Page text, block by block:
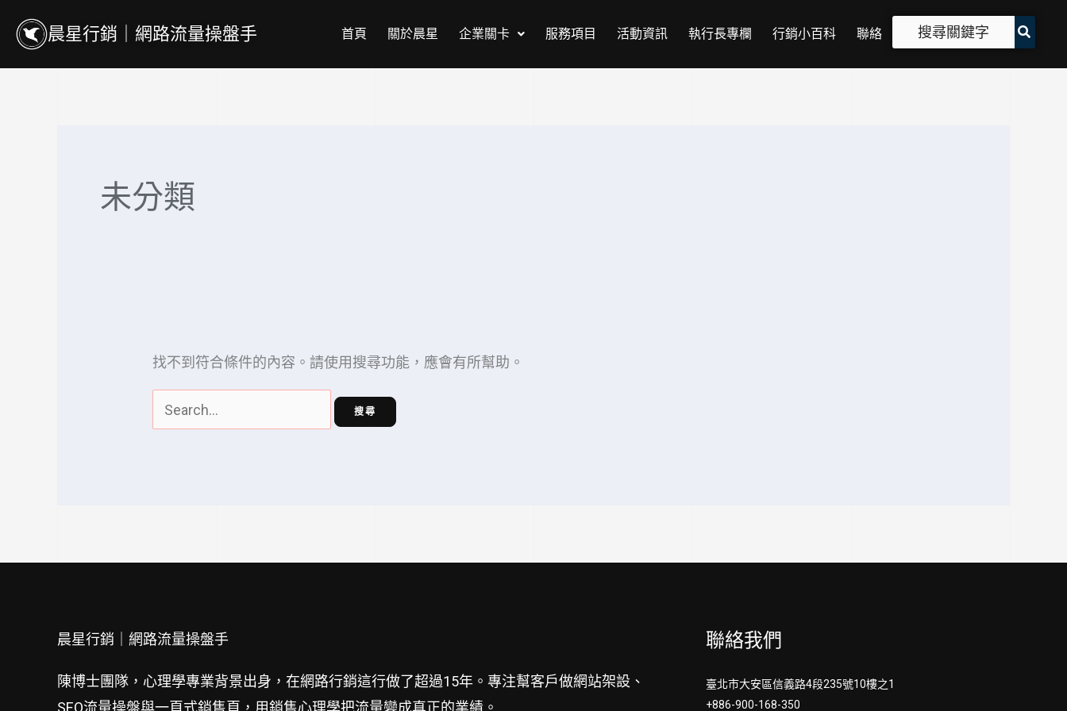
主
晨星行銷｜網路流量操盤手 首頁 關於晨星 企業關卡 服務項目 活動資訊 執行長專欄 行銷小百科 聯絡
未分類
找不到符合條件的內容。請使用搜尋功能，應會有所幫助。
尋
關
晨星行銷｜網路流量操盤手
陳博士團隊，心理學專業背景出身，在網路行銷這行做了超過15年。專注幫客戶做網站架設、
SEO流量操盤與一頁式銷售頁，用銷售心理學把流量變成真正的業績。
聯絡我們
臺北市大安區信義路4段235號10樓之1
+886-900-168-350